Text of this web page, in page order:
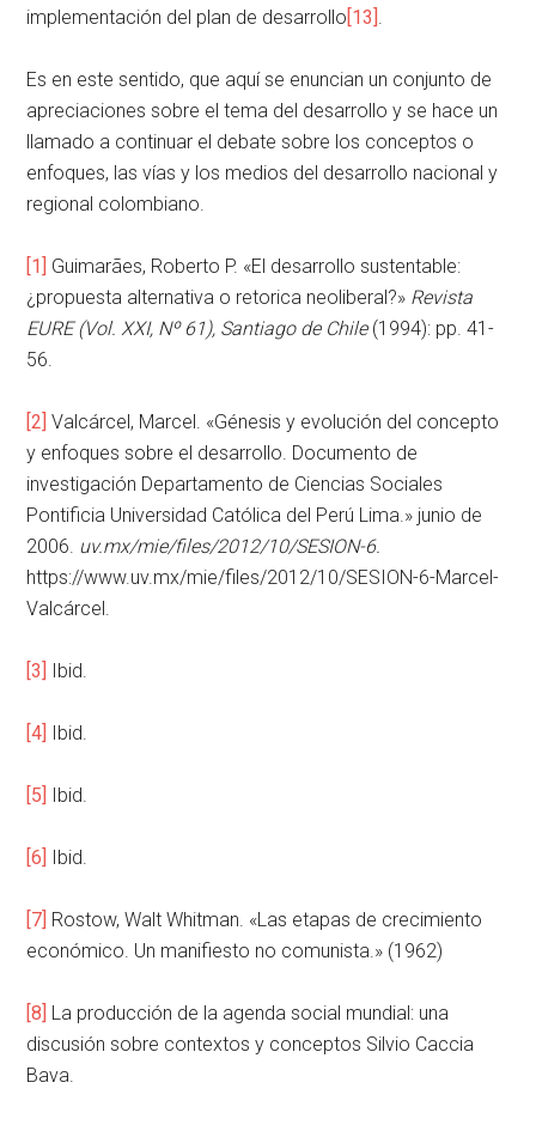
implementación del plan de desarrollo [13] .
Es en este sentido, que aquí se enuncian un conjunto de
apreciaciones sobre el tema del desarrollo y se hace un
llamado a continuar el debate sobre los conceptos o
enfoques, las vías y los medios del desarrollo nacional y
regional colombiano.
[1]
Guimarães, Roberto P. «El desarrollo sustentable:
¿propuesta alternativa o retorica neoliberal?» Revista
EURE (Vol. XXI, Nº 61), Santiago de Chile(1994): pp. 41-
56.
[2] Valcárcel, Marcel. «Génesis y evolución del concepto
y enfoques sobre el desarrollo. Documento de
investigación Departamento de Ciencias Sociales
Pontificia Universidad Católica del Perú Lima.» junio de
2006. uv.mx/mie/files/2012/10/SESION-6.
https://www.uv.mx/mie/files/2012/10/SESION-6-Marcel-
Valcárcel.
[3] Ibid.
[4] Ibid.
[5] Ibid.
[6] Ibid.
[7] Rostow, Walt Whitman. «Las etapas de crecimiento
económico. Un manifiesto no comunista.» (1962)
[8] La producción de la agenda social mundial: una
discusión sobre contextos y conceptos Silvio Caccia
Bava.